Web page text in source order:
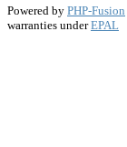
Powered by PHP-Fusion
warranties underEPAL